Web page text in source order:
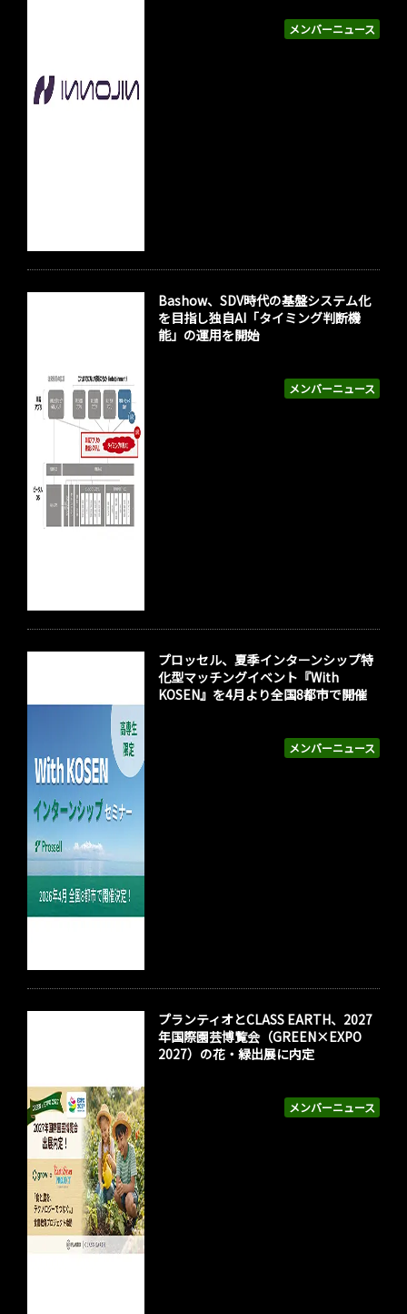
メンバーニュース
メンバーニュース
Bashow、SDV時代の基盤システム化
を目指し独自AI「タイミング判断機
能」の運用を開始
メンバーニュース
プロッセル、夏季インターンシップ特
化型マッチングイベント『With
KOSEN』を4月より全国8都市で開催
メンバーニュース
プランティオとCLASS EARTH、2027
年国際園芸博覧会（GREEN×EXPO
2027）の花・緑出展に内定